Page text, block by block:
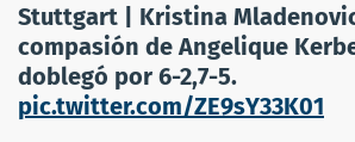
Stuttgart | Kristina
compasión de Angelique
doblegó por 6-2,7-5.
pic.twitter.com/ZE9sY33K01